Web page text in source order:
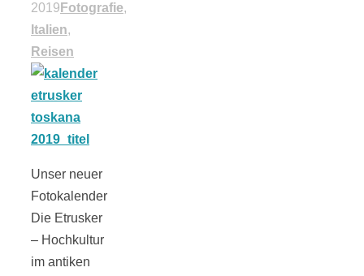
2019 Fotografie,
Italien,
Reisen
Unser neuer
Fotokalender
Die Etrusker
– Hochkultur
im antiken